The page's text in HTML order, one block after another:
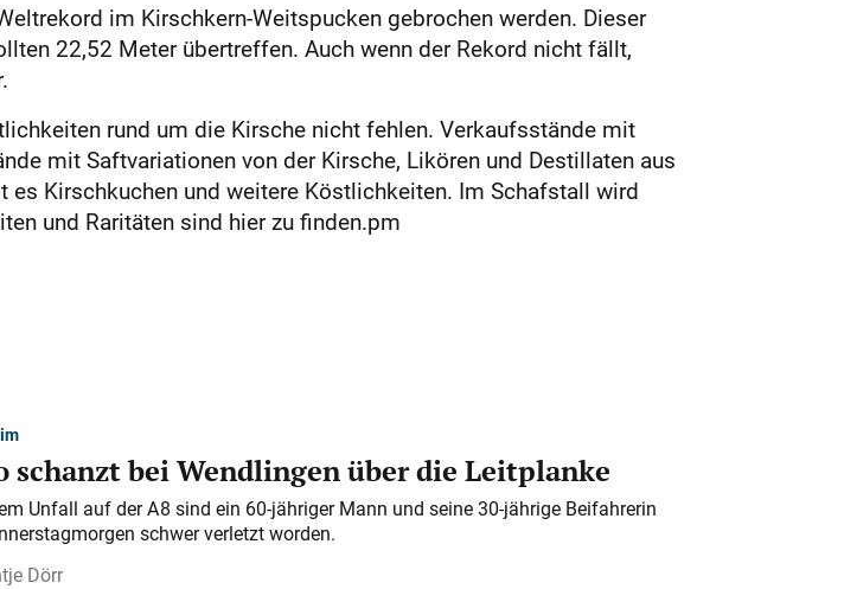
im Kirschkern-Weitspucken gebrochen werden. Dieser
22,52 Meter übertreffen. Auch wenn der Rekord nicht fällt,
rund um die Kirsche nicht fehlen. Verkaufsstände mit
mit Saftvariationen von der Kirsche, Likören und Destillaten aus
Kirschkuchen und weitere Köstlichkeiten. Im Schafstall wird
und Raritäten sind hier zu finden.pm
schanzt bei Wendlingen über die Leitplanke
Unfall auf der A 8 sind ein 60-jähriger Mann und seine 30-jährige Beifahrerin
schwer verletzt worden.
Dörr